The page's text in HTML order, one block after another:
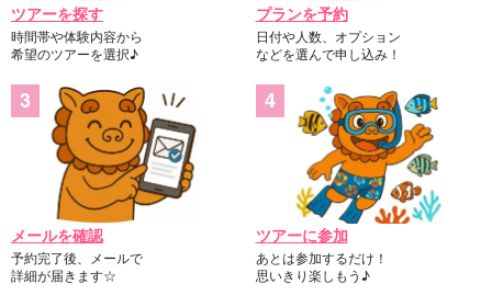
ツアーを探す
時間帯や体験内容から
希望のツアーを選択♪
プランを予約
日付や人数、オプション
などを選んで申し込み！
メールを確認
予約完了後、メールで
詳細が届きます☆
ツアーに参加
あとは参加するだけ！
思いきり楽しもう♪